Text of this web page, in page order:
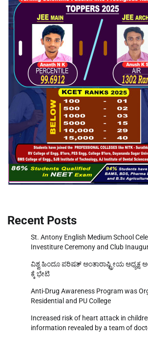
Recent Posts
St. Antony English Medium School
Investiture Ceremony and Club
ವಿಶ್ವ ಹಿಂದೂ ಪರಿಷತ್ ಅಂತಾರಾಷ್ಟ್ರೀಯ
ಕ್ಕೆ ಭೇಟಿ
Anti-Drug Awareness Program was
Residential and PU College
Increased risk of heart attack in
information revealed by a team of